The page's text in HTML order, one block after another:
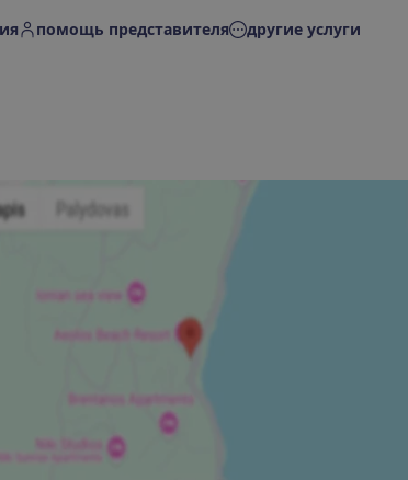
помощь представителя другие услуги